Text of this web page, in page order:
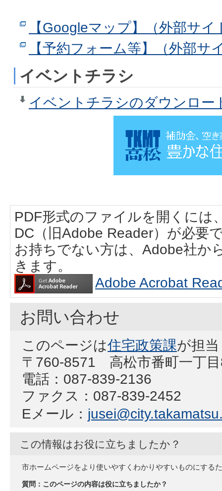
【Googleマップ】（外部サイ
【予約フォーム等】（外部サ
イベントチラシ
イベントチラシのダウンロー
PDF形式のファイルを開くには
DC（旧Adobe Reader）が必要
お持ちでない方は、Adobe社か
きます。
Adobe Acrobat
お問い合わせ
このページは住宅政策課が担
〒760-8571 高松市番町一丁
電話：087-839-2136
ファクス：087-839-2452
Eメール：
この情報はお役に立ちましたか？
市ホームページをより使いやすくわかりやすいものにする
質問：このページの内容は役に立ちましたか？